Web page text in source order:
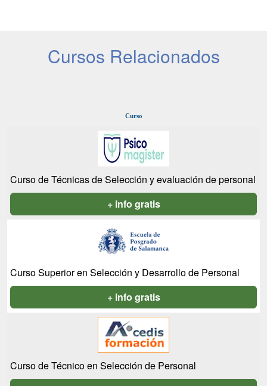
Cursos Relacionados
Curso
Curso de Técnicas de Selección y evaluación de personal
+ info gratis
Curso Superior en Selección y Desarrollo de Personal
+ info gratis
Curso de Técnico en Selección de Personal